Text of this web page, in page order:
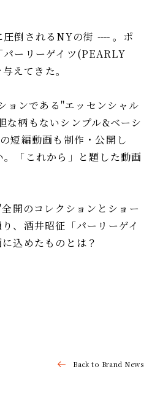
倒されるNYの街 ----。ポ
パーリーゲイツ(PEARLY
えてきた。
ョンである"エッセンシャル
な柄もないシンプル&ベーシ
短編動画も制作・公開し
「これから」と題した動画
開のコレクションとショー
、酒井昭征「パーリーゲイ
込めたものとは？
Back to Brand News